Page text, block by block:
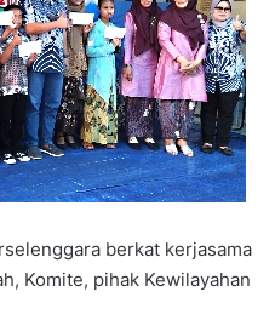
berkat kerjasama
Komite, pihak Kewilayahan